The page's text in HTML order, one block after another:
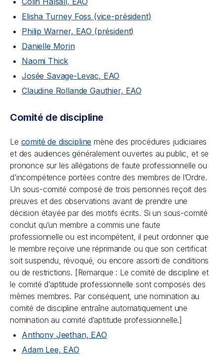
Elisha Turney Foss (vice-président)
Philip Warner, EAO (président)
Danielle Morin
Naomi Thick
Josée Savage-Levac, EAO
Claudine Rollande Gauthier, EAO
Comité de discipline
Le comité de discipline mène des procédures judiciaires
et des audiences généralement ouvertes au public, et se
prononce sur les allégations de faute professionnelle ou
d’incompétence portées contre des membres de l’Ordre.
Un sous-comité composé de trois personnes reçoit des
preuves et des observations avant de prendre une
décision étayée par des motifs écrits. Si un sous-comité
conclut qu’un membre a commis une faute
professionnelle ou est incompétent, il peut ordonner que
le membre reçoive une réprimande ou que son certificat
soit suspendu, révoqué, ou encore assorti de conditions
ou de restrictions. [Remarque : Le comité de discipline et
le comité d’aptitude professionnelle sont composés des
mêmes membres. Par conséquent, une nomination au
comité de discipline entraîne automatiquement une
nomination au comité d’aptitude professionnelle.]
Anthony Jeethan, EAO
Adam Lee, EAO